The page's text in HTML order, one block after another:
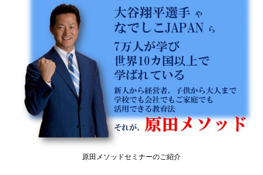
原田メソッドセミナーのご紹介